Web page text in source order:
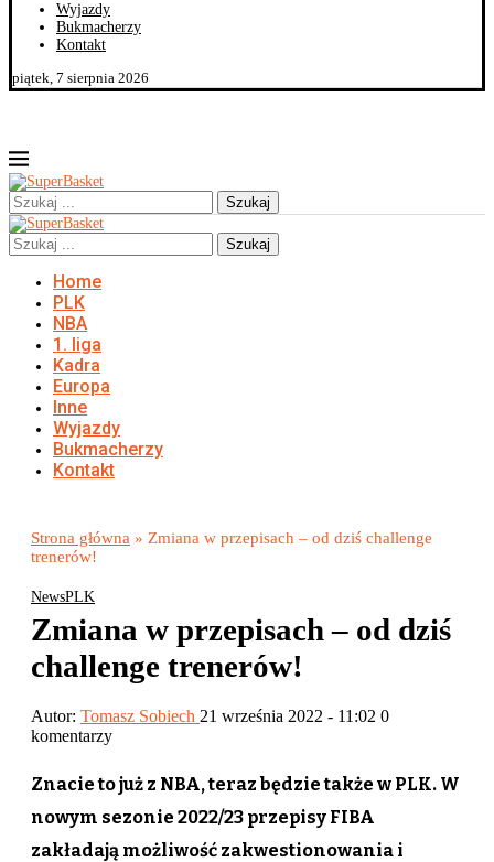
Wyjazdy
Bukmacherzy
Kontakt
piątek, 7 sierpnia 2026
Szukaj
Szukaj
Home
PLK
NBA
1. liga
Kadra
Europa
Inne
Wyjazdy
Bukmacherzy
Kontakt
Strona główna » Zmiana w przepisach – od dziś challenge
trenerów!
NewsPLK
Zmiana w przepisach – od dziś
challenge trenerów!
Autor: Tomasz Sobiech 21 września 2022 - 11:02 0
komentarzy
Znacie to już z NBA, teraz będzie także w PLK. W
nowym sezonie 2022/23 przepisy FIBA
zakładają możliwość zakwestionowania i